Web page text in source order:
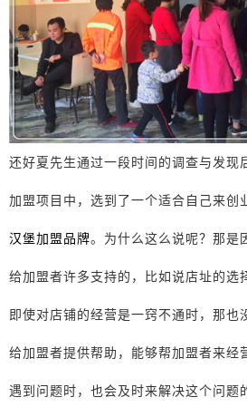
还好夏先生通过一段时间的调查与发现
加盟项目中，选到了一个适合自己来创
汉堡加盟品牌。为什么这么说呢？那是
给加盟者许多支持的，比如说店址的选
即使对店铺的经营是一窍不通时，那也
给加盟者提供帮助，能够帮加盟者来经
遇到问题时，也会及时来解决这个问题